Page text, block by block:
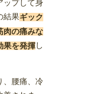
ップして身
結果ギック
肉の痛みな
果を発揮し
、腰痛、冷